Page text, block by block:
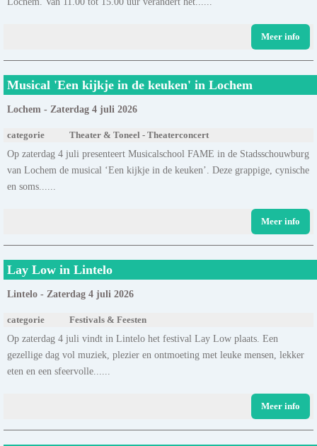
Meer info
Musical 'Een kijkje in de keuken' in Lochem
Lochem - Zaterdag 4 juli 2026
categorie Theater & Toneel - Theaterconcert
Op zaterdag 4 juli presenteert Musicalschool FAME in de Stadsschouwburg
van Lochem de musical ‘Een kijkje in de keuken’. Deze grappige, cynische
en soms......
Meer info
Lay Low in Lintelo
Lintelo - Zaterdag 4 juli 2026
categorie Festivals & Feesten
Op zaterdag 4 juli vindt in Lintelo het festival Lay Low plaats. Een
gezellige dag vol muziek, plezier en ontmoeting met leuke mensen, lekker
eten en een sfeervolle......
Meer info